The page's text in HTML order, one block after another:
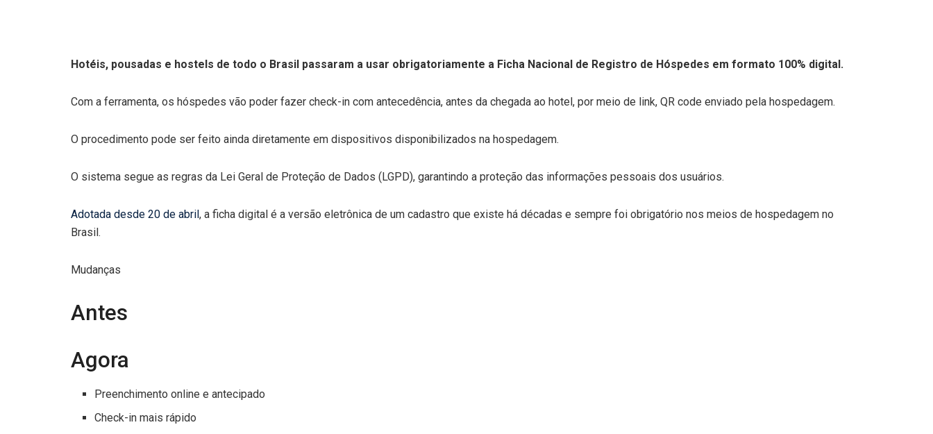
Hotéis, pousadas e hostels de todo o Brasil passaram a usar obrigatoriamente a Ficha Nacional de Registro de Hóspedes em formato 100% digital.
Com a ferramenta, os hóspedes vão poder fazer check-in com antecedência, antes da chegada ao hotel, por meio de link, QR code enviado pela hospedagem.
O procedimento pode ser feito ainda diretamente em dispositivos disponibilizados na hospedagem.
O sistema segue as regras da Lei Geral de Proteção de Dados (LGPD), garantindo a proteção das informações pessoais dos usuários.
Adotada desde 20 de abril, a ficha digital é a versão eletrônica de um cadastro que existe há décadas e sempre foi obrigatório nos meios de hospedagem no
Brasil.
Mudanças
Antes
Agora
Preenchimento online e antecipado
Check-in mais rápido